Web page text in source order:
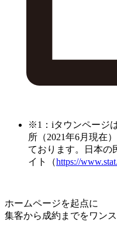
※1：iタウンページ
所（2021年6月現在
ております。日本の
イト（https://
ホームページを起点に
集客から成約までをワン